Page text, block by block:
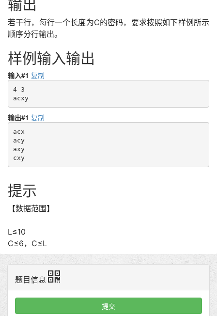
若干行，每行一个长度为C的密码，要求按照如下样例所示
顺序分行输出。
样例输入输出
输入#1 复制
4 3
acxy
输出#1 复制
acx
acy
axy
cxy
提示
【数据范围】
L≤10
C≤6，C≤L
题目信息
提交